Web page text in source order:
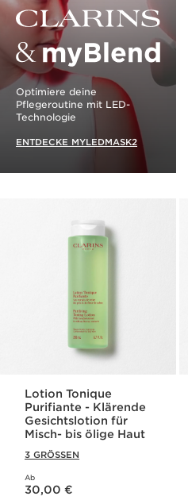
Clarins & myBlend
Optimiere deine
Pflegeroutine mit LED-
Technologie
ENTDECKE MYLEDMASK2
Lotion Tonique
Purifiante - Klärende
Gesichtslotion für
Misch- bis ölige Haut
3 GRÖSSEN
Ab
Aktueller Preis 30,00 €
30,00 €